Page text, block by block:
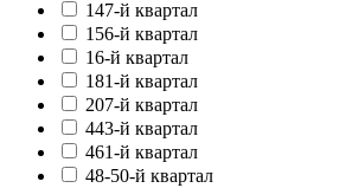
147-й квартал
156-й квартал
16-й квартал
181-й квартал
207-й квартал
443-й квартал
461-й квартал
48-50-й квартал